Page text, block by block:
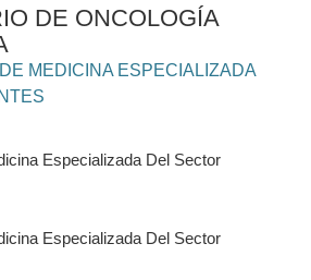
DE ONCOLOGÍA
MEDICINA ESPECIALIZADA
Especializada Del Sector
Especializada Del Sector